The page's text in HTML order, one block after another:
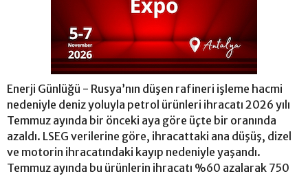
Enerji Günlüğü - Rusya’nın düşen rafineri işleme hacmi
nedeniyle deniz yoluyla petrol ürünleri ihracatı 2026 yılı
Temmuz ayında bir önceki aya göre üçte bir oranında
azaldı. LSEG verilerine göre, ihracattaki ana düşüş, dizel
ve motorin ihracatındaki kayıp nedeniyle yaşandı.
Temmuz ayında bu ürünlerin ihracatı %60 azalarak 750